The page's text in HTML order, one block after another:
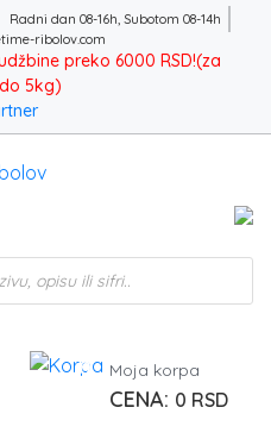
Radni dan 08-16h, Subotom 08-14h
ribolov.com
preko 6000 RSD!(za
5kg)
0 Moja korpa
0 RSD